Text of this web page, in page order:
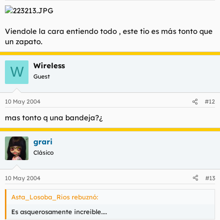
Manuxos rebuznó:
Mi lengüita dedicada a Helenita
Haz clic para expandir...
Manuxos rebuznó:
sigo?
Carmelis rebuznó:
no pares… sigue…sigue…
Manuxos rebuznó:
lasicaria rebuznó:
TE VES MUY BIEN PERO ANIMATE Y PON MAS
Haz clic para expandir...
Ale rebuznó:
Viendole la cara entiendo todo , este tio es más tonto que
un zapato.
W Wireless
Guest
10 May 2004 #12
mas tonto q una bandeja?¿
grari
Clásico
10 May 2004 #13
Asta_Losoba_Rios rebuznó:
Es asquerosamente increible....